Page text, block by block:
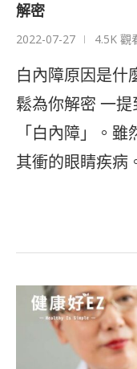
解密
2022-07-27 4.5K 觀
白內障原因是什
鬆為你解密 一
「白內障」。
其衝的眼睛疾病